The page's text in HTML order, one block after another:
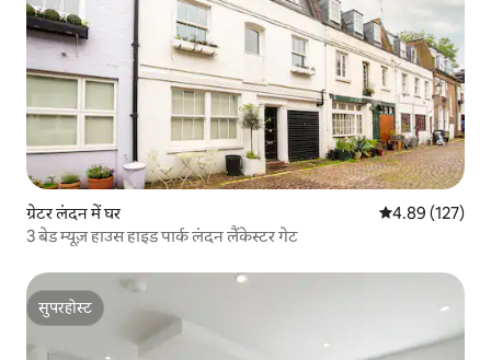
ग्रेटर लंदन में घर औसत रेटिंग 5 में से
4.89 (127)
3 बेड म्यूज़ हाउस हाइड पार्क लंदन लैंकेस्टर गेट
सुपरहोस्ट
सुपरहोस्ट